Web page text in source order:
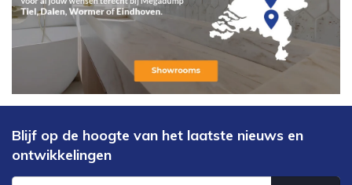
Blijf op de hoogte van het laatste nieuws en
ontwikkelingen